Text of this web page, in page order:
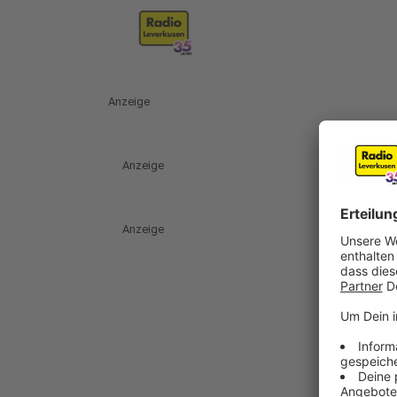
Anzeige
Anzeige
Anzeige